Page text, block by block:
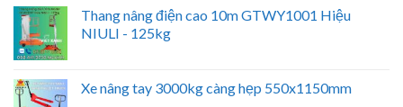
Thang nâng điện cao 10m GTWY1001 Hiệu
NIULI - 125kg
Xe nâng tay 3000kg càng hẹp 550x1150mm